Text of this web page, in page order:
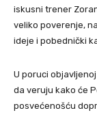
iskusni trener
veliko poverenje,
ideje i pobednički
U poruci
da veruju kako će
posvećenošću